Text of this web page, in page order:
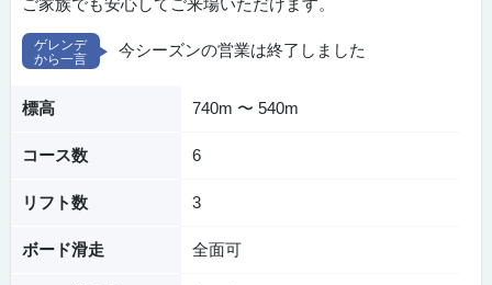
今シーズンの営業は終了しました
標高 740m 〜 540m
コース数 6
リフト数 3
ボード滑走 全面可